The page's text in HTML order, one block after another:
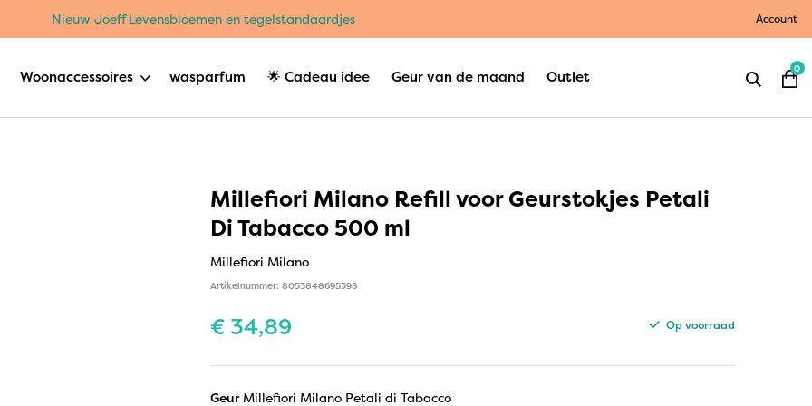
Nieuw Joeff Levensbloemen en tegelstandaardjes Account
Woonaccessoires wasparfum 🌟 Cadeau idee Geur van de maand Outlet 0
Millefiori Milano Refill voor Geurstokjes Petali
Di Tabacco 500 ml
Millefiori Milano
Artikelnummer: 8053848695398
€34,89 Op voorraad
Geur Millefiori Milano Petali di Tabacco